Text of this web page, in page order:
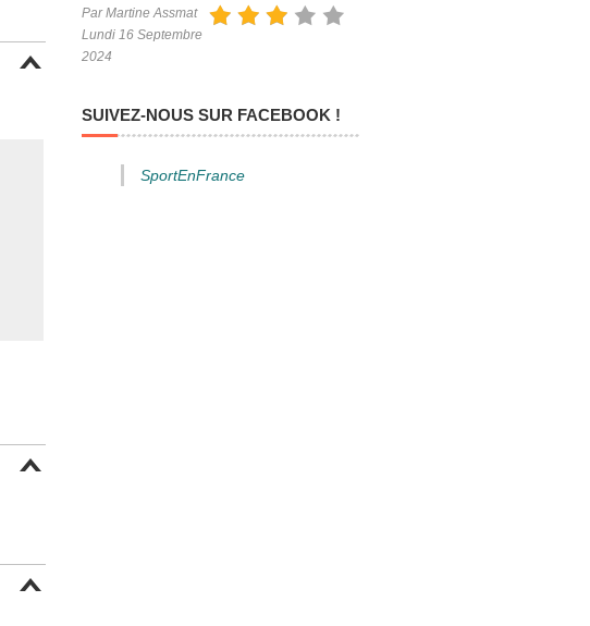
Par Martine Assmat
Lundi 16 Septembre
2024
SUIVEZ-NOUS SUR FACEBOOK !
SportEnFrance